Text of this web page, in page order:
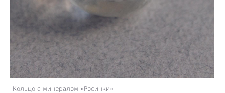
Кольцо с минералом «Росинки»